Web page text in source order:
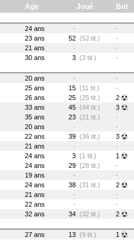
Age Joué But
24 ans -
-
23 ans 52 (52 tit.)
-
21 ans -
-
30 ans 3 (3 tit.)
-
20 ans -
-
25 ans 15 (11 tit.)
-
26 ans 25 (25 tit.)
2
33 ans 45 (44 tit.)
3
35 ans 23 (21 tit.)
-
20 ans -
-
22 ans 39 (36 tit.)
3
21 ans -
-
24 ans 3 (1 tit.)
1
24 ans 29 (28 tit.)
-
19 ans -
-
24 ans 38 (31 tit.)
2
21 ans -
-
22 ans -
-
32 ans 34 (32 tit.)
2
27 ans 13 (9 tit.)
1